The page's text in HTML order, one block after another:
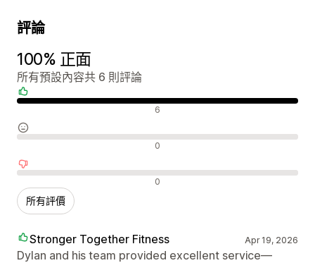
評論
100% 正面
所有預設內容共 6 則評論
正面評論 6
中立評論 0
負面評論 0
所有評價
Stronger Together Fitness Apr 19, 2026
Dylan and his team provided excellent service—